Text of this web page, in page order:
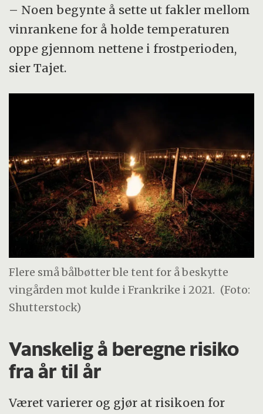
– Noen begynte å sette ut fakler mellom
vinrankene for å holde temperaturen
oppe gjennom nettene i frostperioden,
sier Tajet.
Flere små bålbøtter ble tent for å beskytte
vingården mot kulde i Frankrike i 2021. (Foto:
Shutterstock)
Vanskelig å beregne risiko
fra år til år
Været varierer og gjør at risikoen for